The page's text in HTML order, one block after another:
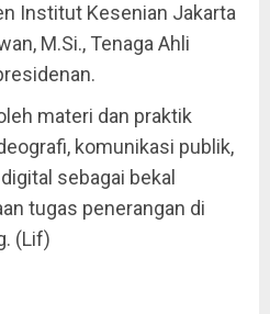
Institut Kesenian Jakarta
M.Si., Tenaga Ahli
materi dan praktik
komunikasi publik,
sebagai bekal
tugas penerangan di
(Lif)